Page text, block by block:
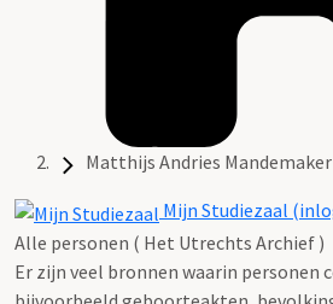
Matthijs Andries Mandemaker
Mijn Studiezaal
Alle personen ( Het Utrechts Archief )
Er zijn veel bronnen waarin personen